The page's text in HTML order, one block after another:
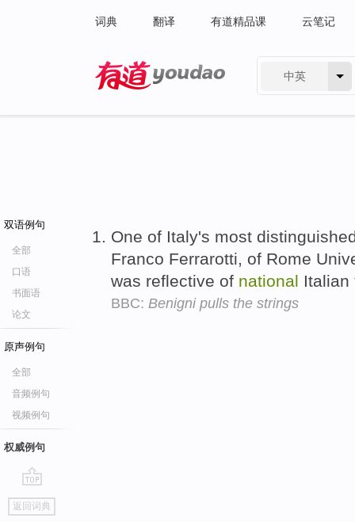
词典 翻译 有道精品课 云笔记
中英
双语例句
全部
口语
书面语
论文
原声例句
全部
音频例句
视频例句
权威例句
go
top
返回词典
One of Italy's most
Franco Ferrarotti, of Rome
was reflective of national Italian
BBC: Benigni pulls the strings